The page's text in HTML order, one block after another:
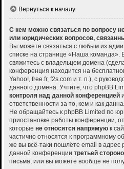
Вернуться к началу
С кем можно связаться по вопросу
или юридических вопросов,
Вы можете связаться с любым из
списке на странице «Наша команда».
свяжитесь с владельцем домена
конференция находится на
Yahoo!, free.fr, f2s.com и т. п.), с
данного домена. Учтите, что phpBB
контроля над данной конференцией
ответственности за то, кем и как
Не обращайтесь к phpBB Limited по
приостановке работы конференции,
которые не относятся напрямую к
частично относятся к программному
же вы всё-таки пошлёте email в адрес
данной конференции третьей
письма, или вы можете вообще не